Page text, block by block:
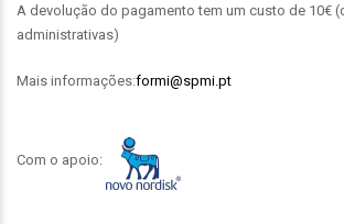
A devolução do pagamento tem um custo de 10€
administrativas)
Mais informações:formi@spmi.pt
Com o apoio: